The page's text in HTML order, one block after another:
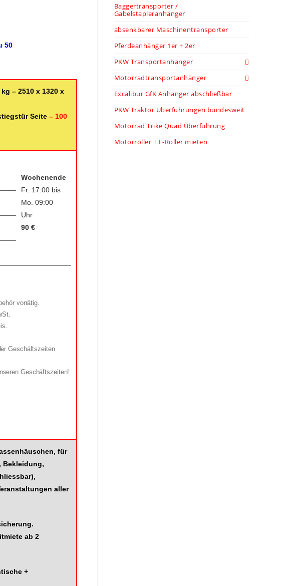
50
– 2510 x 1320 x
Seite– 100
Wochenende
Fr. 17:00 bis
Mo. 09:00
Uhr
90 €
vorrätig.
Geschäftszeiten
Geschäftszeiten!
für
Bekleidung,
aller
ab 2
+
Baggertransporter /
Gabelstapleranhänger
absenkbarer Maschinentransporter
Pferdeanhänger 1er + 2er
PKW Transportanhänger
Motorradtransportanhänger
Excalibur GfK Anhänger abschließbar
PKW Traktor Überführungen bundesweit
Motorrad Trike Quad Überführung
Motorroller + E-Roller mieten